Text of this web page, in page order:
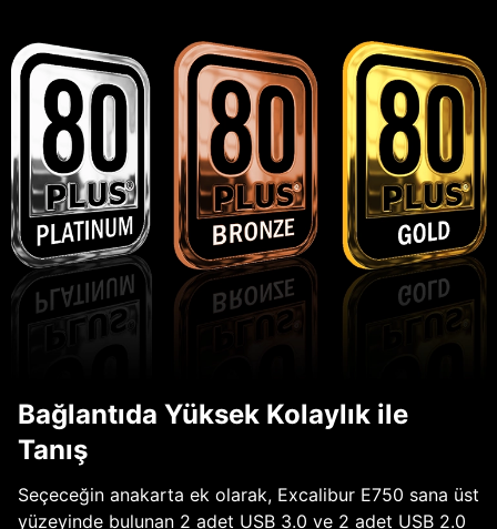
Bağlantıda Yüksek Kolaylık ile
Tanış
Seçeceğin anakarta ek olarak, Excalibur E750 sana üst
yüzeyinde bulunan 2 adet USB 3.0 ve 2 adet USB 2.0